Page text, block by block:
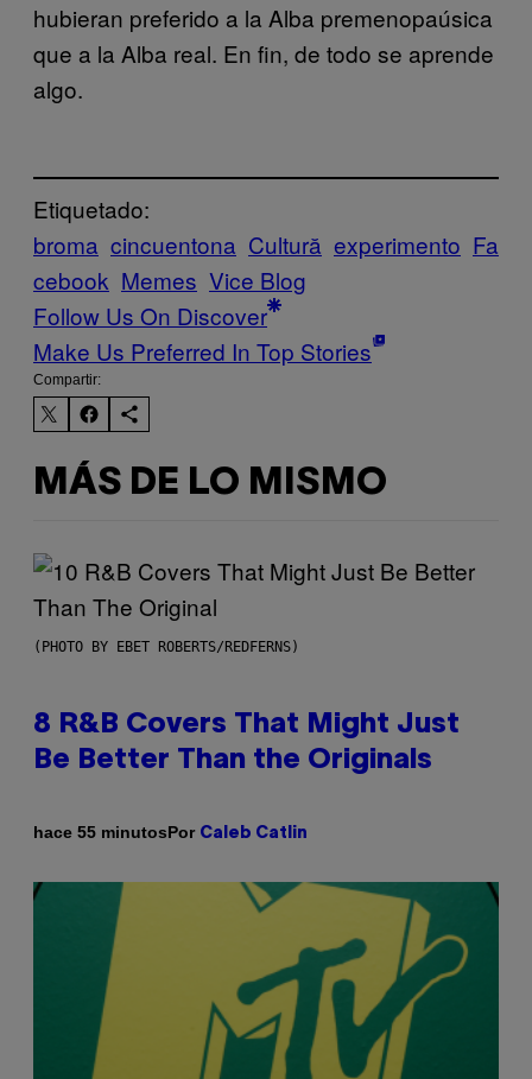
hubieran preferido a la Alba premenopaúsica
que a la Alba real. En fin, de todo se aprende
algo.
Etiquetado:
broma cincuentona Cultură experimento Fa
cebook Memes Vice Blog
Follow Us On Discover
Make Us Preferred In Top Stories
Compartir:
MÁS DE LO MISMO
(PHOTO BY EBET ROBERTS/REDFERNS)
8 R&B Covers That Might Just
Be Better Than the Originals
hace 55 minutosPor Caleb Catlin